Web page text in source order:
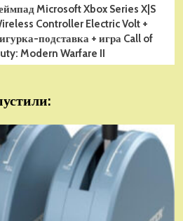
Microsoft Xbox Series X|S
Controller Electric Volt +
подставка + игра Call of
Modern Warfare II